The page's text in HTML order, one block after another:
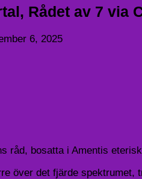
Rådet av 7 via
6, 2025
råd, bosatta i Amentis
över det fjärde spektrumet,